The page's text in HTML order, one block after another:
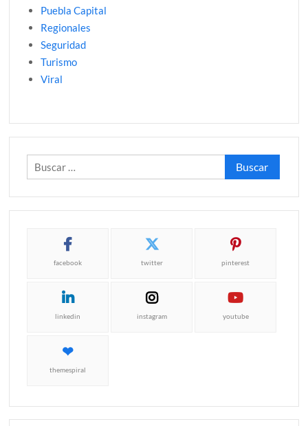
Puebla Capital
Regionales
Seguridad
Turismo
Viral
Buscar:
facebook twitter pinterest
linkedin instagram youtube
themespiral